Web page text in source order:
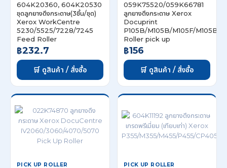
604K20360, 604K20530
ชุดลูกยางดึงกระดาษ(3ชิ้น/ชุด)
Xerox WorkCentre
5230/5525/7228/7245
Feed Roller
฿232.7
🛒 ดูสินค้า / สั่งซื้อ
059K75520/059K66781
ลูกยางดึงกระดาษ Xerox
Docuprint
P105B/M105B/M105F/M105B/
Roller pick up
฿156
🛒 ดูสินค้า / สั่งซื้อ
PICK UP ROLLER PICK UP ROLLER